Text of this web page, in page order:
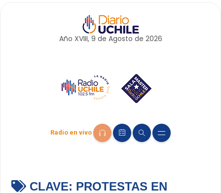
Año XVIII, 9 de Agosto de 2026
Radio en vivo
CLAVE: PROTESTAS EN